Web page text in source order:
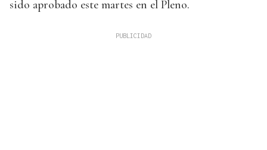
sido aprobado este martes en el Pleno.